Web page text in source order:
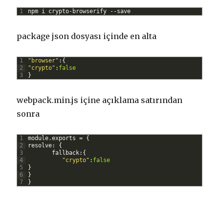
1 npm i crypto- browserify --save
package json dosyası içinde en alta
1
2
3
"browser" : {
"crypto" : false
}
webpack.min.js içine açıklama satırından
sonra
1
2
3
4
5
6
7
module.exports = {
resolve:
{
fallback: {
"crypto" : false
}
}
}